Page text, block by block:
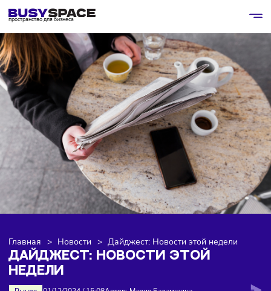
пространство для бизнеса
Главная >
ДАЙДЖЕСТ: НОВОСТИ ЭТОЙ